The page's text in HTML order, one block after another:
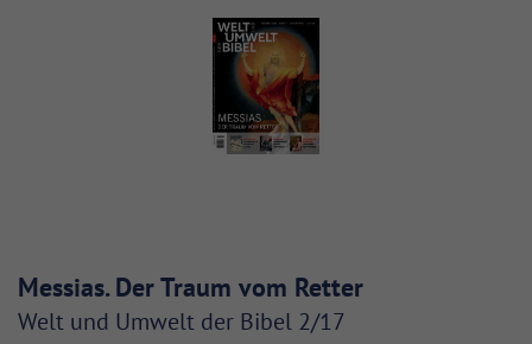
Messias. Der Traum vom Retter
Welt und Umwelt der Bibel 2/17